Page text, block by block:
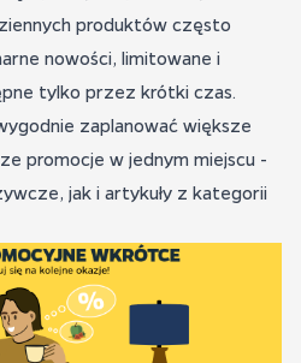
produktów często
nowości, limitowane i
tylko przez krótki czas.
zaplanować większe
promocje w jednym miejscu -
jak i artykuły z kategorii